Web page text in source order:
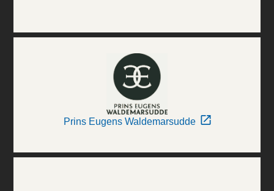
Prins Eugens Waldemarsudde